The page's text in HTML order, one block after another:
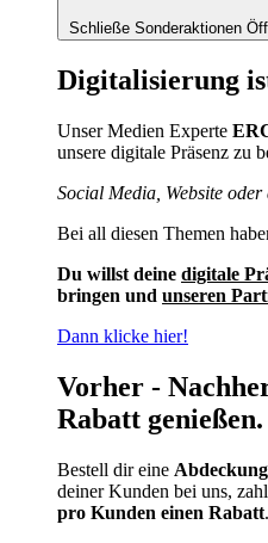
Schließe Sonderaktionen
Digitalisierung
Unser Medien Experte
unsere digitale Präsenz zu
Social Media, Website oder
Bei all diesen Themen
Du willst deine digitale
bringen und unseren
Dann klicke hier!
Vorher -
Rabatt genießen.
Bestell dir eine
deiner Kunden bei uns,
pro Kunden einen Rabatt.